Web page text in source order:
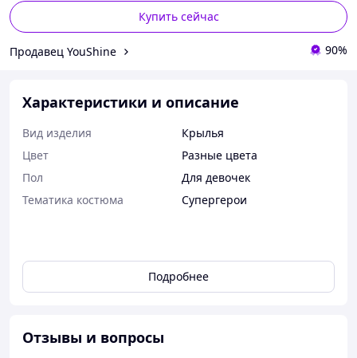
Купить сейчас
Продавец YouShine 90%
Характеристики и описание
Вид изделия
Крылья
Цвет
Разные цвета
Пол
Для девочек
Тематика костюма
Супергерои
Подробнее
Отзывы и вопросы